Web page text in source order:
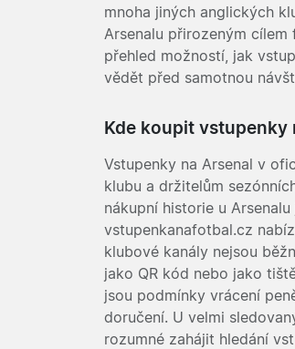
mnoha jiných anglických
Arsenalu přirozeným
přehled možností, jak
vědět před samotnou
Kde koupit vstupenky
Vstupenky na Arsenal v
klubu a držitelům
nákupní historie u
vstupenkanafotbal.cz
klubové kanály nejsou
jako QR kód nebo jako
jsou podmínky vrácení
doručení. U velmi
rozumné zahájit hledání